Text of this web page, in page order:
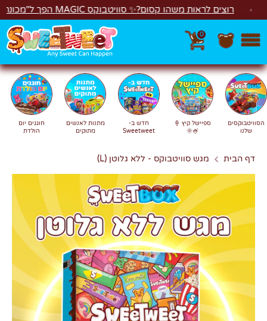
רוצים לראות משהו קסום?✨ סוויטבוקס MAGIC הפך ל"מכונת משחקים"! 🎁🕹️
0
חפשחיפוש
הסוויטבוקסים
שלנו
ספיישל קיץ 🍦
🍧🌞
חדש ב-
Sweetweet
מתנות לאנשים
מתוקים
חוגגים יום
הולדת
דף הבית מגש סוויטבוקס - ללא גלוטן (L)